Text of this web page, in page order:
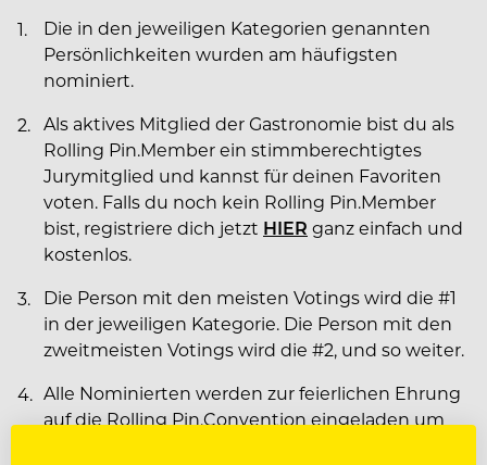
Die in den jeweiligen Kategorien genannten
Persönlichkeiten wurden am häufigsten
nominiert.
Als aktives Mitglied der Gastronomie bist du als
Rolling Pin.Member ein stimmberechtigtes
Jurymitglied und kannst für deinen Favoriten
voten. Falls du noch kein Rolling Pin.Member
bist, registriere dich jetzt HIER ganz einfach und
kostenlos.
Die Person mit den meisten Votings wird die #1
in der jeweiligen Kategorie. Die Person mit den
zweitmeisten Votings wird die #2, und so weiter.
Alle Nominierten werden zur feierlichen Ehrung
auf die Rolling Pin.Convention eingeladen um